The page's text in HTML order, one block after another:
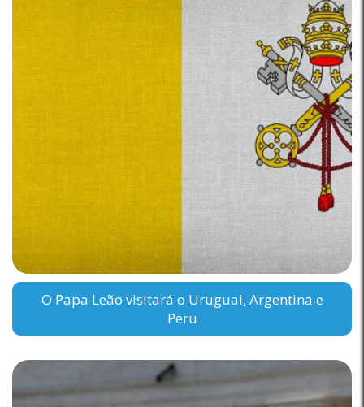
O Papa Leão visitará o Uruguai, Argentina e
Peru